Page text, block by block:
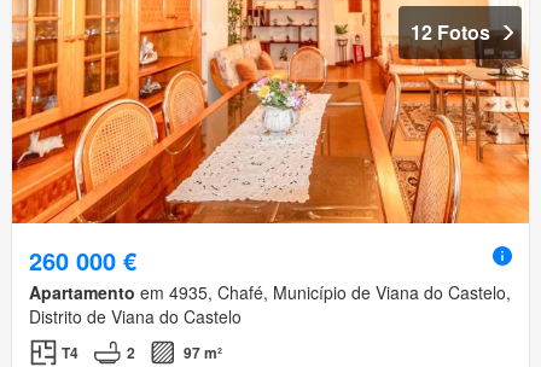
12 Fotos
260 000 €
Apartamento em 4935, Chafé, Município de Viana do Castelo,
Distrito de Viana do Castelo
T4 2
97 m²